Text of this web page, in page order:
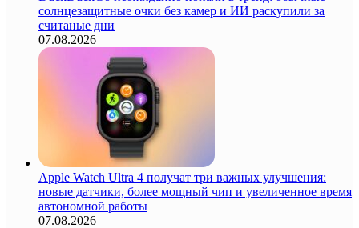
солнцезащитные очки без камер и ИИ раскупили за
считаные дни
07.08.2026
Apple Watch Ultra 4 получат три важных улучшения:
новые датчики, более мощный чип и увеличенное время
автономной работы
07.08.2026